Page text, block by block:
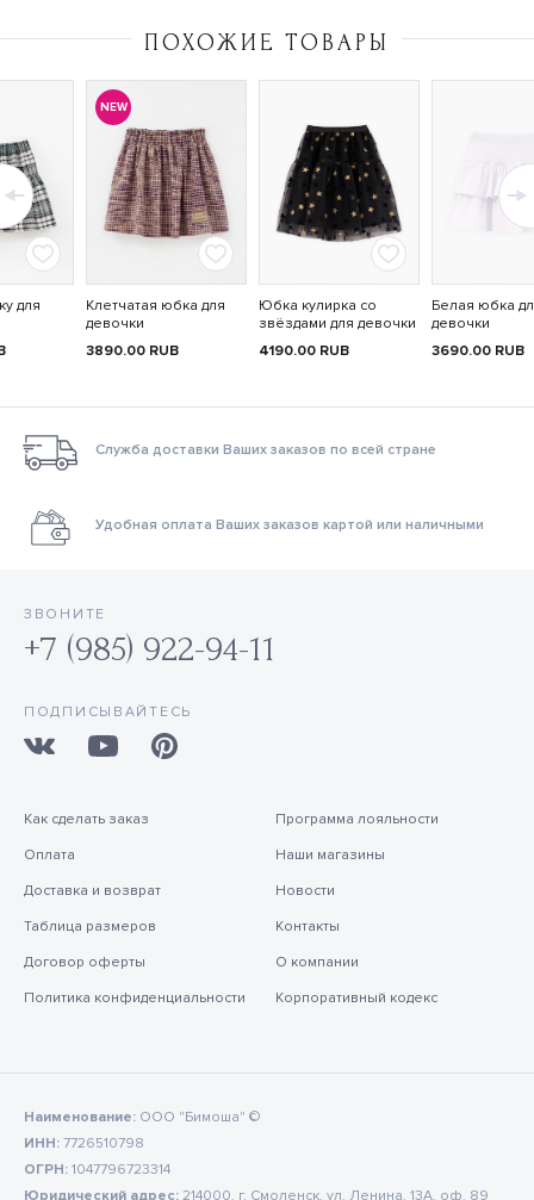
ПОХОЖИЕ ТОВАРЫ
для
NEW
Клетчатая юбка для
девочки
3890.00 RUB
Юбка кулирка со
звёздами для девочки
4190.00 RUB
Белая юбка
девочки
3690.00 RUB
Служба доставки Ваших заказов по всей стране
Удобная оплата Ваших заказов картой или наличными
ЗВОНИТЕ
+7 (985) 922-94-11
ПОДПИСЫВАЙТЕСЬ
Как сделать заказ
Оплата
Доставка и возврат
Таблица размеров
Договор оферты
Политика конфиденциальности
Программа лояльности
Наши магазины
Новости
Контакты
О компании
Корпоративный кодекс
Наименование: ООО "Бимоша" ©
ИНН: 7726510798
ОГРН: 1047796723314
Юридический адрес: 214000, г. Смоленск, ул. Ленина, 13А, оф. 89